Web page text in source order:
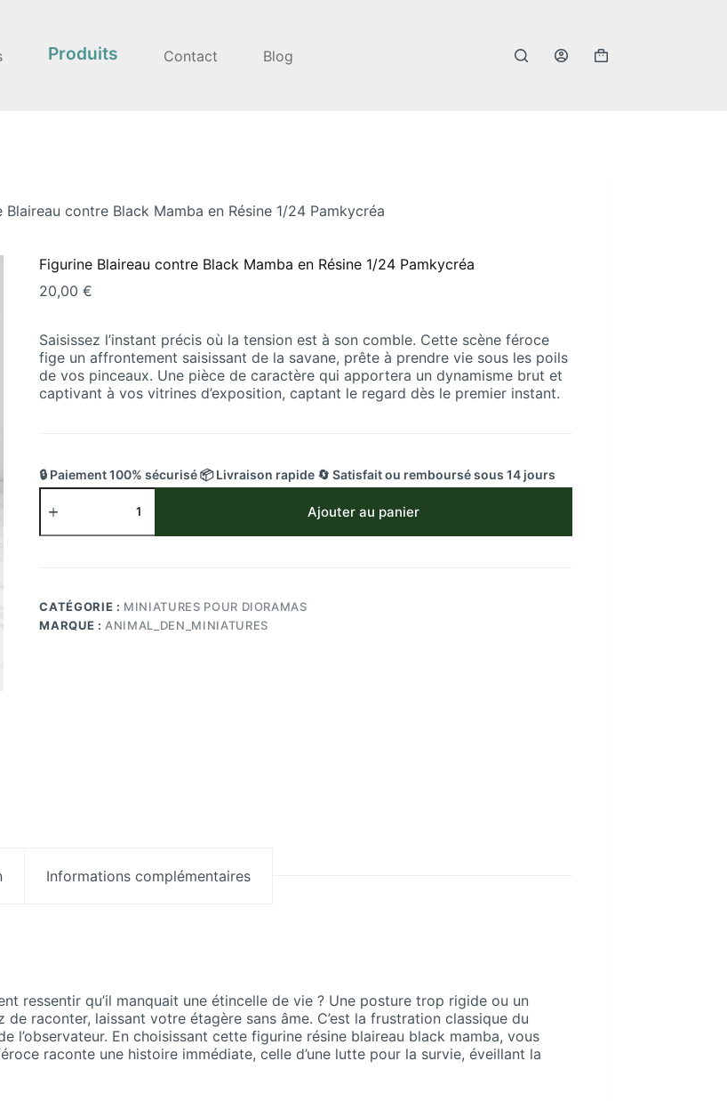
Produits Contact Blog
Panier
Blaireau contre Black Mamba en Résine 1/24 Pamkycréa
Figurine Blaireau contre Black Mamba en Résine 1/24 Pamkycréa
20,00€
Saisissez l’instant précis où la tension est à son comble. Cette scène féroce
fige un affrontement saisissant de la savane, prête à prendre vie sous les poils
de vos pinceaux. Une pièce de caractère qui apportera un dynamisme brut et
captivant à vos vitrines d’exposition, captant le regard dès le premier instant.
🔒 Paiement 100% sécurisé 📦 Livraison rapide 🔄 Satisfait ou remboursé sous 14 jours
quantité
de
Mamba
en
Résine
Ajouter au panier
CATÉGORIE : MINIATURES POUR DIORAMAS
MARQUE : ANIMAL_DEN_MINIATURES
Informations complémentaires
ressentir qu’il manquait une étincelle de vie ? Une posture trop rigide ou un
raconter, laissant votre étagère sans âme. C’est la frustration classique du
En choisissant cette figurine résine blaireau black mamba, vous
raconte une histoire immédiate, celle d’une lutte pour la survie, éveillant la